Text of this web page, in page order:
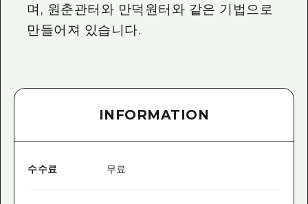
관광 안내 책자
며, 원춘관터와 만덕원터와 같은 기법으로
만들어져 있습니다.
INFORMATION
수수료 무료